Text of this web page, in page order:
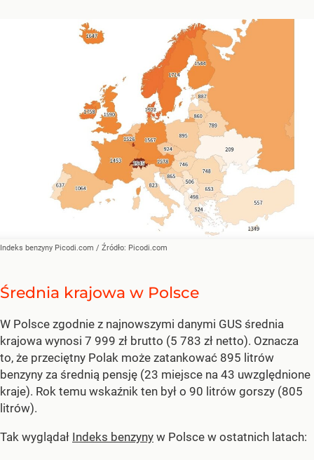
Indeks benzyny Picodi.com / Źródło: Picodi.com
Średnia krajowa w Polsce
W Polsce zgodnie z najnowszymi danymi GUS średnia
krajowa wynosi 7 999 zł brutto (5 783 zł netto). Oznacza
to, że przeciętny Polak może zatankować 895 litrów
benzyny za średnią pensję (23 miejsce na 43 uwzględnione
kraje). Rok temu wskaźnik ten był o 90 litrów gorszy (805
litrów).
Tak wyglądał Indeks benzyny w Polsce w ostatnich latach: